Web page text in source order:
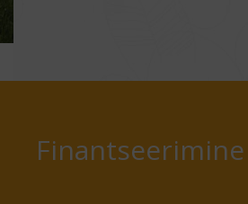
Finantseerimine